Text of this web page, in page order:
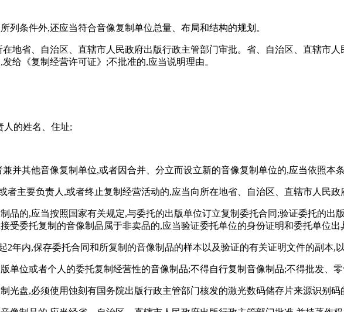
列条件外,还应当符合音像复制单位总量、布局和结构的规划。
地省、自治区、直辖市人民政府出版行政主管部门审批。省、自治区、直辖市
给《复制经营许可证》;不批准的,应当说明理由。
人的姓名、住址;
并其他音像复制单位,或者因合并、分立而设立新的音像复制单位的,应当依照本
主要负责人,或者终止复制经营活动的,应当向所在地省、自治区、直辖市人民政
品的,应当按照国家有关规定,与委托的出版单位订立复制委托合同;验证委托的出
受委托复制的音像制品属于非卖品的,应当验证委托单位的身份证明和委托单位出
年内,保存委托合同和所复制的音像制品的样本以及验证的有关证明文件的副本,以
单位或者个人的委托复制经营性的音像制品;不得自行复制音像制品;不得批发、零
光盘,必须使用蚀刻有国务院出版行政主管部门核发的激光数码储存片来源识别码